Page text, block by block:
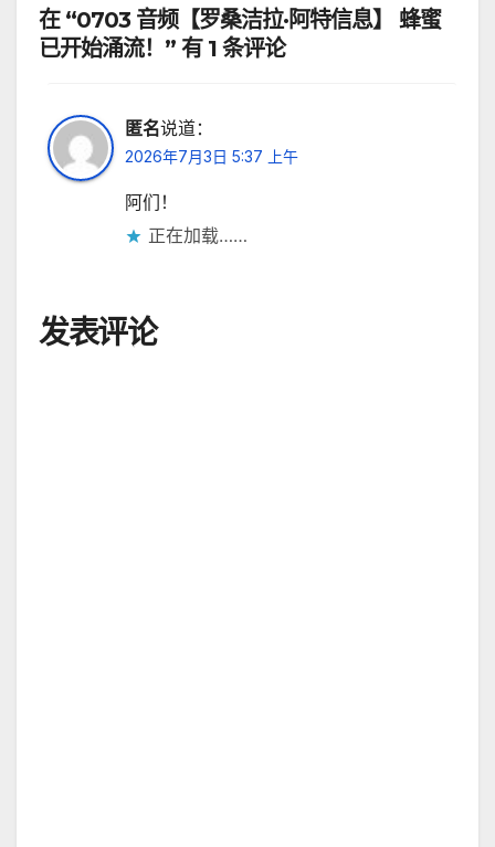
在 “0703 音频【罗桑洁拉·阿特信息】 蜂蜜
已开始涌流！” 有 1 条评论
匿名说道：
2026年7月3日 5:37 上午
阿们！
正在加载……
发表评论